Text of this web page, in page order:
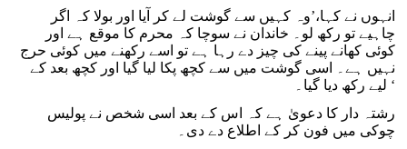
انہوں نے کہا،’وہ کہیں سے گوشت لے کر آیا اور بولا کہ اگر
چاہیے تو رکھ لو۔ خاندان نے سوچا کہ محرم کا موقع ہے اور
کوئی کھانے پینے کی چیز دے رہا ہے تو اسے رکھنے میں کوئی حرج
نہیں ہے۔ اسی گوشت میں سے کچھ پکا لیا گیا اور کچھ بعد کے
لیے رکھ دیا گیا۔ ‘
رشتہ دار کا دعویٰ ہے کہ اس کے بعد اسی شخص نے پولیس
چوکی میں فون کر کے اطلاع دے دی۔